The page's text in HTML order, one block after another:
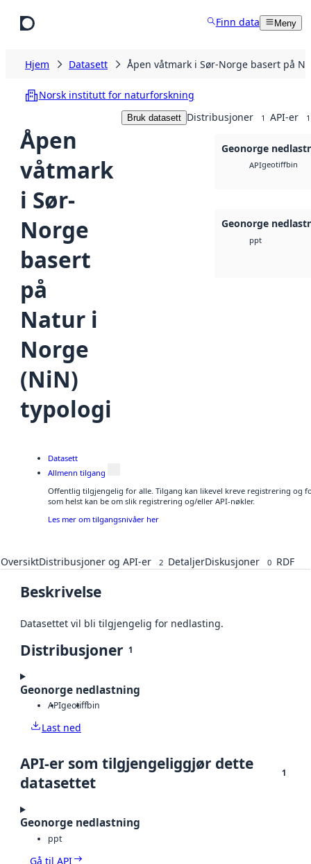
Finn data Meny
Hjem Datasett Åpen våtmark i Sør-Norge basert på
Norsk institutt for naturforskning
Åpen
våtmark
i Sør-
Norge
basert
på
Natur i
Norge
(NiN)
typologi
Bruk datasett Distribusjoner 1 API-er 1
Geonorge
APIgeotiffbin
Geonorge
ppt
Datasett
Allmenn tilgang
Offentlig tilgjengelig for alle. Tilgang kan likevel kreve registrering og
som helst kan be om slik registrering og/eller API-nøkler.
Les mer om tilgangsnivåer her
OversiktDistribusjoner og API-er 2 DetaljerDiskusjoner 0 RDF
Beskrivelse
Datasettet vil bli tilgjengelig for nedlasting.
Distribusjoner 1
Geonorge nedlastning
APIgeotiffbin
Last ned
API-er som tilgjengeliggjør dette
datasettet
1
Geonorge nedlastning
ppt
Gå til API